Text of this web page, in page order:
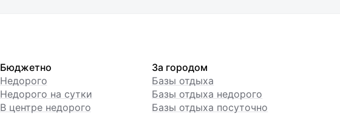
Бюджетно
Недорого
Недорого на сутки
В центре недорого
За городом
Базы отдыха
Базы отдыха недорого
Базы отдыха посуточно